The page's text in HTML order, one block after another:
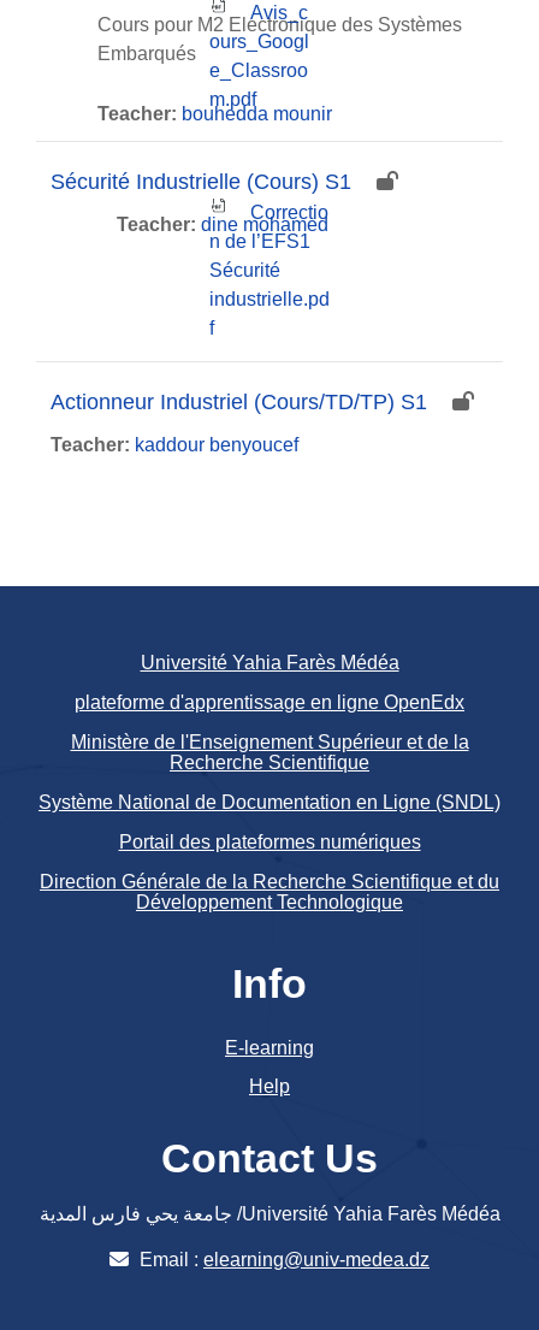
Avis_c
ours_Googl
e_Classroo
m.pdf
Cours pour M2 Electronique des Systèmes
Embarqués
Teacher: bouhedda mounir
Sécurité Industrielle (Cours) S1
Correctio
n de l’EFS1
Sécurité
industrielle.pd
f
Teacher: dine mohamed
Actionneur Industriel (Cours/TD/TP) S1
Teacher: kaddour benyoucef
Université Yahia Farès Médéa
plateforme d'apprentissage en ligne OpenEdx
Ministère de l'Enseignement Supérieur et de la
Recherche Scientifique
Système National de Documentation en Ligne (SNDL)
Portail des plateformes numériques
Direction Générale de la Recherche Scientifique et du
Développement Technologique
Info
E-learning
Help
Contact Us
جامعة يحي فارس المدية /Université Yahia Farès Médéa
Email : elearning@univ-medea.dz